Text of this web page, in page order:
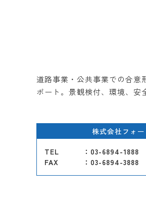
道路事業・公共事業での合意
ポート。景観検付、環境、安
株式会社フォ
TEL
：03-6894-1888
FAX
：03-6894-3888